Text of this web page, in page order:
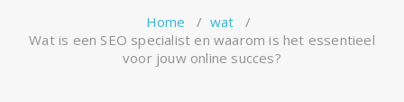
Home / wat /
Wat is een SEO specialist en waarom is het essentieel
voor jouw online succes?